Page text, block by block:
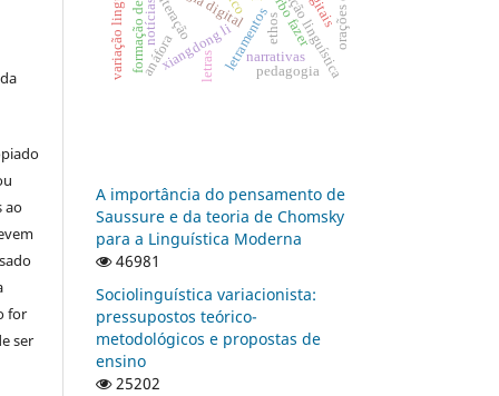
ao
for
ser
letramentoseducação linguística
xiangdong li narrativas
interação verbo fazer
anáfora
ethos
notícias
letras pedagogia
A importância do pensamento de
Saussure e da teoria de Chomsky
para a Linguística Moderna
46981
Sociolinguística variacionista:
pressupostos teórico-
metodológicos e propostas de
ensino
25202